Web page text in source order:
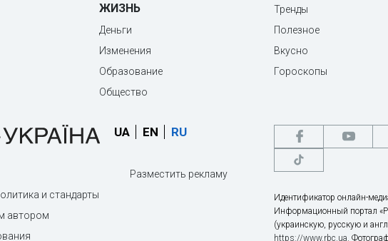
ЖИЗНЬ
Деньги
Изменения
Образование
Общество
Тренды
Полезное
Вкусно
Гороскопы
UA EN RU
и стандарты
автором
Разместить рекламу
Идентификатор онлайн-
Информационный портал
(украинскую, русскую и
https://www.rbc.ua.